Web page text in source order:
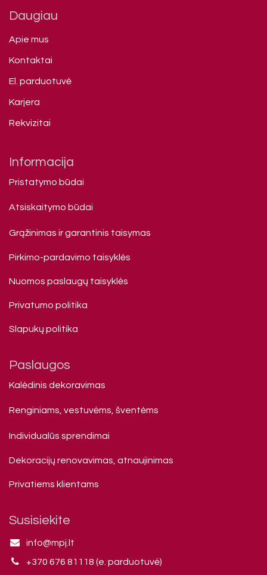
Daugiau
Apie mus
Kontaktai
El. parduotuvė
Karjera
Rekvizitai
Informacija
Pristatymo būdai
Atsiskaitymo būdai
Grąžinimas ir garantinis taisymas
Pirkimo-pardavimo taisyklės
Nuomos paslaugų taisyklės
Privatumo politika
Slapukų politika
Paslaugos
Kalėdinis dekoravimas
Renginiams, vestuvėms, šventėms
Individualūs sprendimai
Dekoracijų renovavimas, atnaujinimas
Privatiems klienta​ms
Susisiekite
info@mpj.lt
+370 676 81118 (e. parduotuvė)